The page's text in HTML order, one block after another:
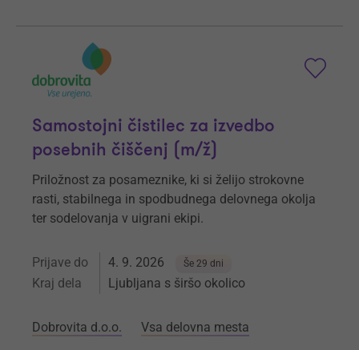
Samostojni čistilec za izvedbo
posebnih čiščenj (m/ž)
Priložnost za posameznike, ki si želijo strokovne
rasti, stabilnega in spodbudnega delovnega okolja
ter sodelovanja v uigrani ekipi.
Prijave do 4. 9. 2026 Še 29 dni
Kraj dela Ljubljana s širšo okolico
Dobrovita d.o.o. Vsa delovna mesta